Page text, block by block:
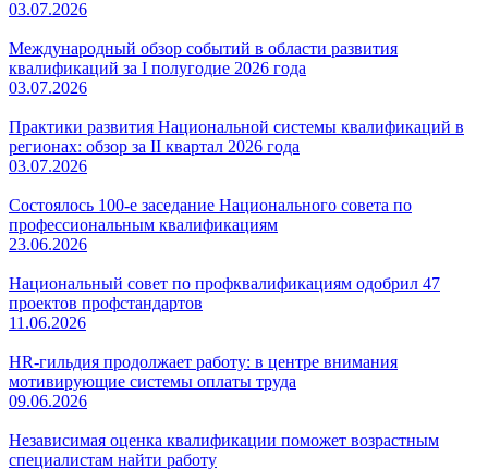
03.07.2026
Международный обзор событий в области развития
квалификаций за I полугодие 2026 года
03.07.2026
Практики развития Национальной системы квалификаций в
регионах: обзор за II квартал 2026 года
03.07.2026
Состоялось 100-е заседание Национального совета по
профессиональным квалификациям
23.06.2026
Национальный совет по профквалификациям одобрил 47
проектов профстандартов
11.06.2026
HR-гильдия продолжает работу: в центре внимания
мотивирующие системы оплаты труда
09.06.2026
Независимая оценка квалификации поможет возрастным
специалистам найти работу